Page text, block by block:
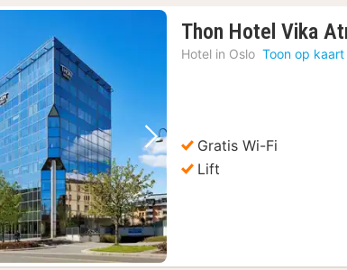
foto Volgende foto
Thon Hotel Vika
Hotel in Oslo Toon op kaart
Gratis Wi-Fi
Lift